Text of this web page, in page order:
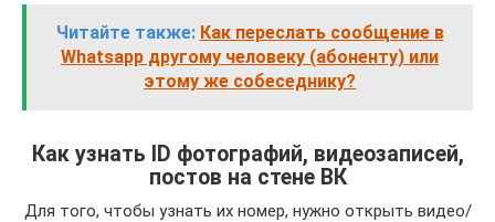
Читайте также: Как переслать сообщение в
Whatsapp другому человеку (абоненту) или
этому же собеседнику?
Как узнать ID фотографий, видеозаписей,
постов на стене ВК
Для того, чтобы узнать их номер, нужно открыть видео/